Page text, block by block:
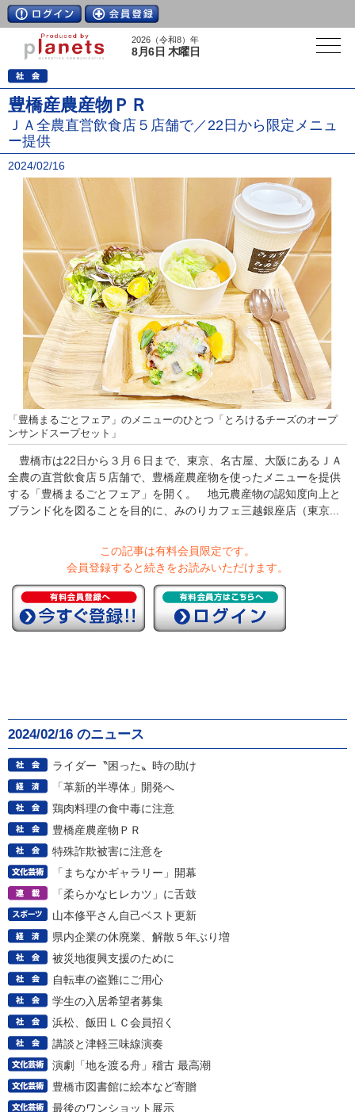
2026（令和8）年
8月6日 木曜日
豊橋産農産物ＰＲ
ＪＡ全農直営飲食店５店舗で／22日から限定メニュ
ー提供
2024/02/16
「豊橋まるごとフェア」のメニューのひとつ「とろけるチーズのオープ
ンサンドスープセット」
豊橋市は22日から３月６日まで、東京、名古屋、大阪にあるＪＡ
全農の直営飲食店５店舗で、豊橋産農産物を使ったメニューを提供
する「豊橋まるごとフェア」を開く。 地元農産物の認知度向上と
ブランド化を図ることを目的に、みのりカフェ三越銀座店（東京...
この記事は有料会員限定です。
会員登録すると続きをお読みいただけます。
2024/02/16 のニュース
ライダー〝困った〟時の助け
「革新的半導体」開発へ
鶏肉料理の食中毒に注意
豊橋産農産物ＰＲ
特殊詐欺被害に注意を
「まちなかギャラリー」開幕
「柔らかなヒレカツ」に舌鼓
山本修平さん自己ベスト更新
県内企業の休廃業、解散５年ぶり増
被災地復興支援のために
自転車の盗難にご用心
学生の入居希望者募集
浜松、飯田ＬＣ会員招く
講談と津軽三味線演奏
演劇「地を渡る舟」稽古 最高潮
豊橋市図書館に絵本など寄贈
最後のワンショット展示